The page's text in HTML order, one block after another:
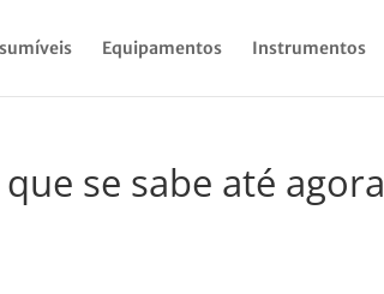
Equipamentos Instrumentos
se sabe até agora